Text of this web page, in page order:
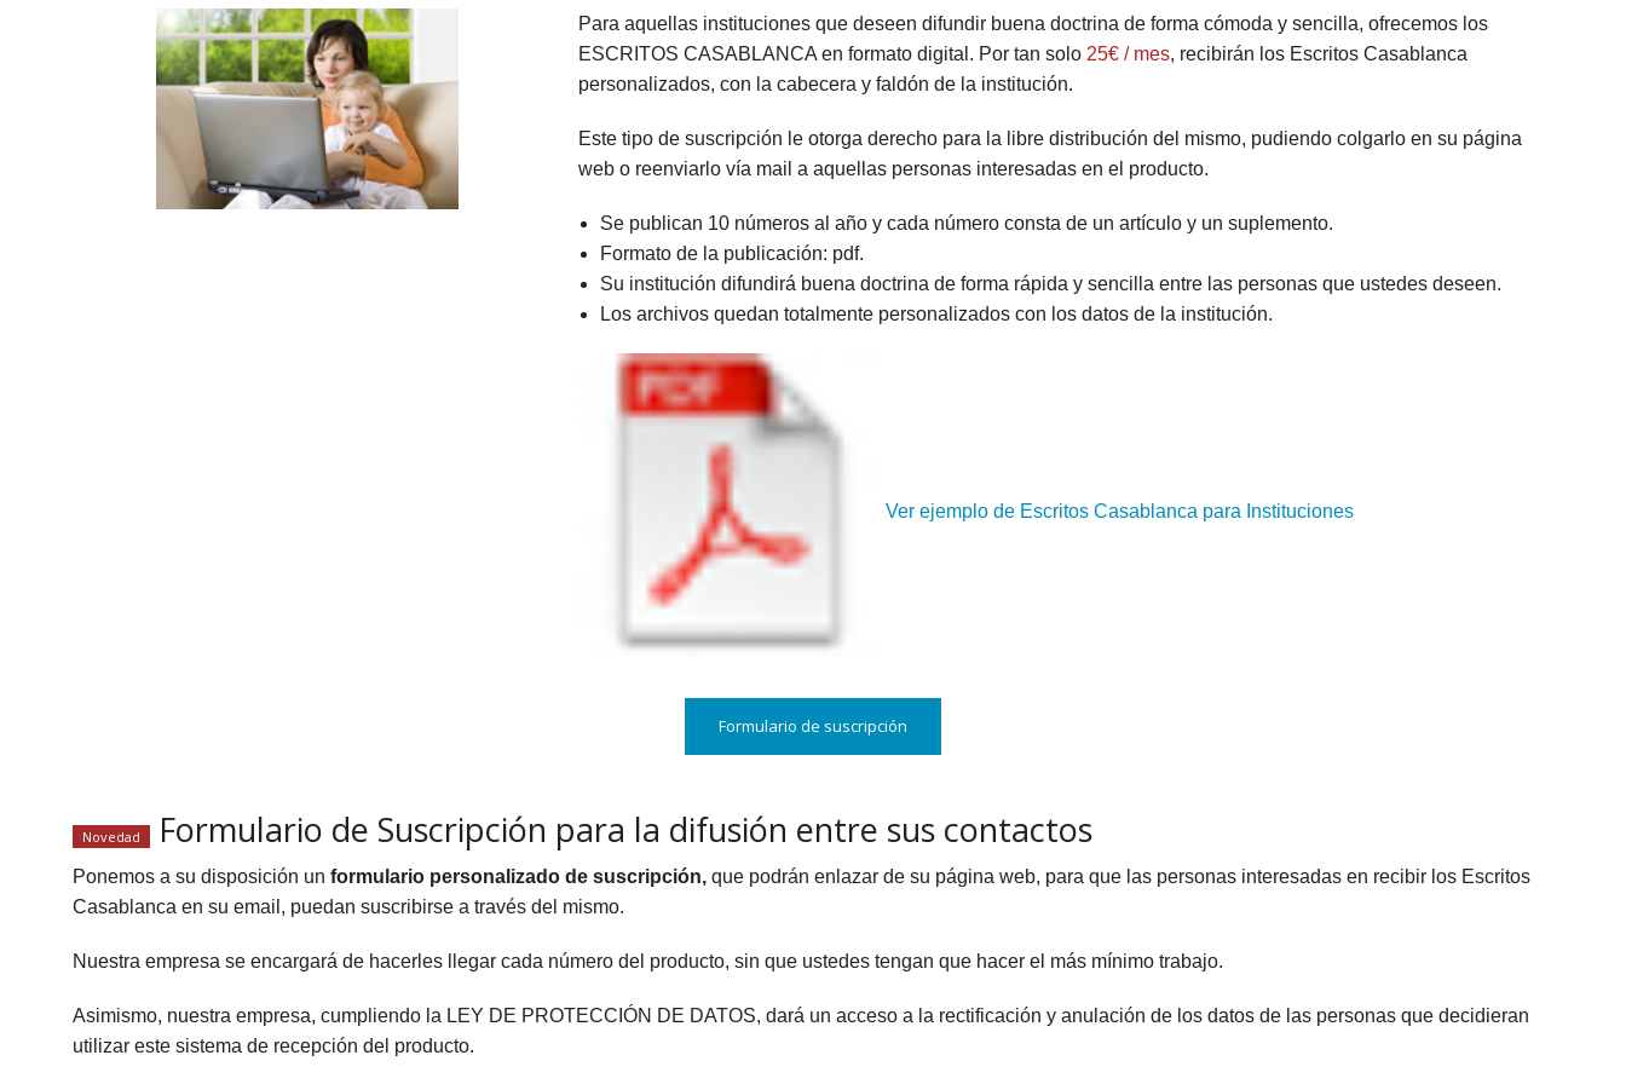
Para aquellas instituciones que deseen difundir buena doctrina de forma cómoda y sencilla, ofrecemos los
ESCRITOS CASABLANCA en formato digital. Por tan solo 25€ / mes, recibirán los Escritos Casablanca
personalizados, con la cabecera y faldón de la institución.
Este tipo de suscripción le otorga derecho para la libre distribución del mismo, pudiendo colgarlo en su página
web o reenviarlo vía mail a aquellas personas interesadas en el producto.
Se publican 10 números al año y cada número consta de un artículo y un suplemento.
Formato de la publicación: pdf.
Su institución difundirá buena doctrina de forma rápida y sencilla entre las personas que ustedes deseen.
Los archivos quedan totalmente personalizados con los datos de la institución.
Ver ejemplo de Escritos Casablanca para Instituciones
Formulario de suscripción
Novedad Formulario de Suscripción para la difusión entre sus contactos
Ponemos a su disposición un formulario personalizado de suscripción, que podrán enlazar de su página web, para que las personas interesadas en recibir los Escritos
Casablanca en su email, puedan suscribirse a través del mismo.
Nuestra empresa se encargará de hacerles llegar cada número del producto, sin que ustedes tengan que hacer el más mínimo trabajo.
Asimismo, nuestra empresa, cumpliendo la LEY DE PROTECCIÓN DE DATOS, dará un acceso a la rectificación y anulación de los datos de las personas que decidieran
utilizar este sistema de recepción del producto.